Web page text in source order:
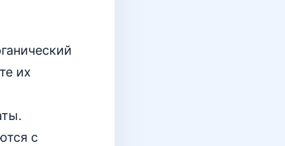
их
с